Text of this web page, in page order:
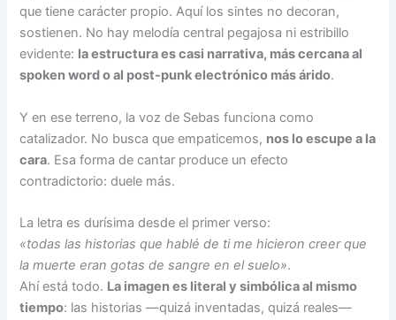
que tiene carácter propio. Aquí los sintes no decoran,
sostienen. No hay melodía central pegajosa ni estribillo
evidente: la estructura es casi narrativa, más cercana al
spoken word o al post-punk electrónico más árido.
Y en ese terreno, la voz de Sebas funciona como
catalizador. No busca que empaticemos, nos lo escupe a la
cara. Esa forma de cantar produce un efecto
contradictorio: duele más.
La letra es durísima desde el primer verso:
«todas las historias que hablé de ti me hicieron creer que
la muerte eran gotas de sangre en el suelo».
Ahí está todo. La imagen es literal y simbólica al mismo
tiempo: las historias —quizá inventadas, quizá reales—